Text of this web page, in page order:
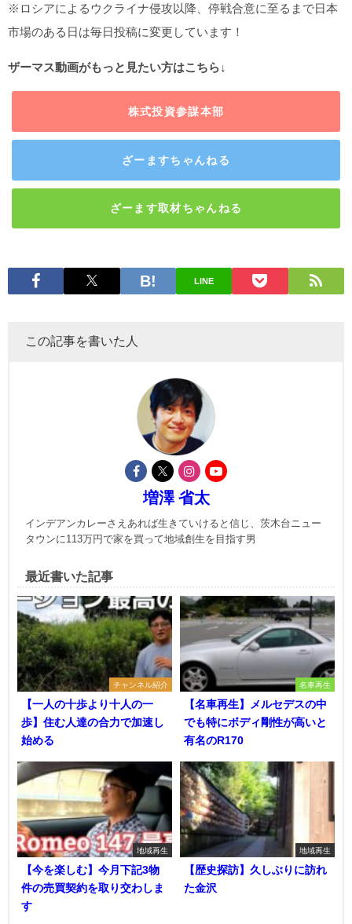
※ロシアによるウクライナ侵攻以降、停戦合意に至るまで日本
市場のある日は毎日投稿に変更しています！
ザーマス動画がもっと見たい方はこちら↓
株式投資参謀本部
ざーますちゃんねる
ざーます取材ちゃんねる
LINE
この記事を書いた人
増澤 省太
インデアンカレーさえあれば生きていけると信じ、茨木台ニュー
タウンに113万円で家を買って地域創生を目指す男
最近書いた記事
チャンネル紹介
【一人の十歩より十人の一
歩】住む人達の合力で加速し
始める
名車再生
【名車再生】メルセデスの中
でも特にボディ剛性が高いと
有名のR170
地域再生
【今を楽しむ】今月下記3物
件の売買契約を取り交わしま
す
地域再生
【歴史探訪】久しぶりに訪れ
た金沢